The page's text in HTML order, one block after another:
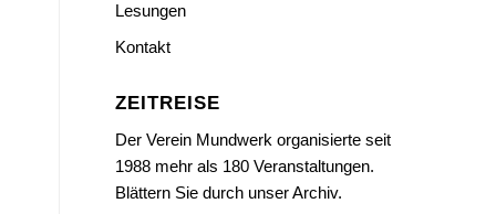
Lesungen
Kontakt
ZEITREISE
Der Verein Mundwerk organisierte seit
1988 mehr als 180 Veranstaltungen.
Blättern Sie durch unser Archiv.